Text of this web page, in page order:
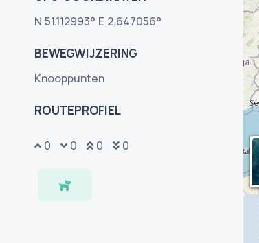
N 51.112993° E 2.647056°
BEWEGWIJZERING
Knooppunten
ROUTEPROFIEL
0 0 0 0